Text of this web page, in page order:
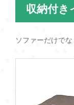
収納付き
ソファーだけでな